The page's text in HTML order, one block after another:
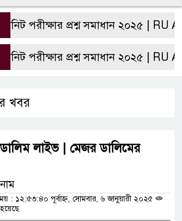
পরীক্ষার প্রশ্ন সমাধান ২০২৫ | RU A
পরীক্ষার প্রশ্ন সমাধান ২০২৫ | RU A
খবর
লাইভ | মেজর ডালিমের
: ১২:৫৩:৪০ পূর্বাহ্ন, সোমবার, ৬ জানুয়ারী ২০২৫